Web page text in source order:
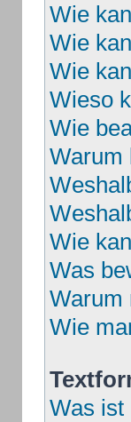
Wie
Wie
Wie
Wieso
Wie
Warum
Wie
Was
Warum
Wie
Was ist